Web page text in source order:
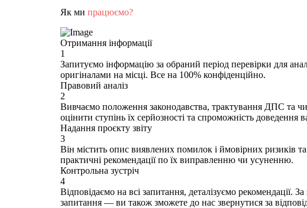
Як ми працюємо?
Отримання інформації
1
Запитуємо інформацію за обраний період перевірки для
оригіналами на місці. Все на 100% конфіденційно.
Правовий аналіз
2
Вивчаємо положення законодавства, трактування ДПС та
оцінити ступінь їх серйозності та спроможність доведення
Надання проєкту звіту
3
Він містить опис виявлених помилок і ймовірних
практичні рекомендації по їх виправленню чи усуненню.
Контрольна зустріч
4
Відповідаємо на всі запитання, деталізуємо рекомендації.
запитання — ви також зможете до нас звернутися за